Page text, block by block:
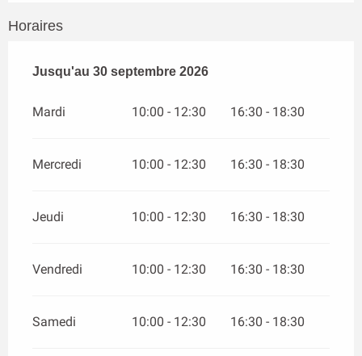
Horaires
Du1 juillet 2026au30 septembre 2026
Jusqu'au 30 septembre 2026
Mardi 10:00 - 12:30 16:30 - 18:30
Mercredi 10:00 - 12:30 16:30 - 18:30
Jeudi 10:00 - 12:30 16:30 - 18:30
Vendredi 10:00 - 12:30 16:30 - 18:30
Samedi 10:00 - 12:30 16:30 - 18:30